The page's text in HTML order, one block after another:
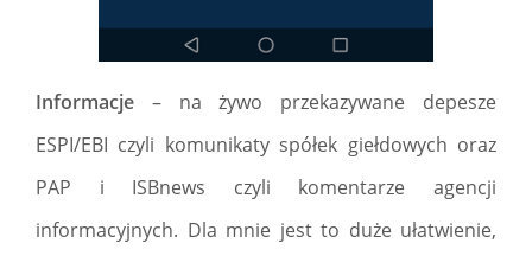
Informacje – na żywo przekazywane depesze
ESPI/EBI czyli komunikaty spółek giełdowych oraz
PAP i ISBnews czyli komentarze agencji
informacyjnych. Dla mnie jest to duże ułatwienie,